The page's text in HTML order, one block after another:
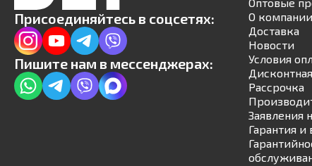
Присоединяйтесь в соцсетях:
Пишите нам в мессенджерах:
О компании
Доставка
Новости
Условия
Рассрочка
Заявления
Гарантия и